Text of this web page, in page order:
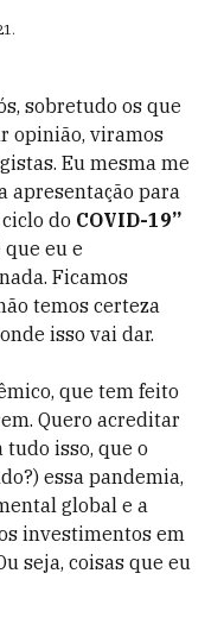
.
sobretudo os que
opinião, viramos
Eu mesma me
apresentação para
do COVID-19”
que eu e
Ficamos
temos certeza
isso vai dar.
que tem feito
Quero acreditar
isso, que o
essa pandemia,
global e a
investimentos em
seja, coisas que eu